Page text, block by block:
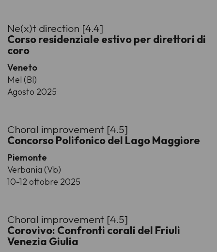
Ne(x)t direction [4.4]
Corso residenziale estivo per direttori di
coro
Veneto
Mel (Bl)
Agosto 2025
Choral improvement [4.5]
Concorso Polifonico del Lago Maggiore
Piemonte
Verbania (Vb)
10-12 ottobre 2025
Choral improvement [4.5]
Corovivo: Confronti corali del Friuli
Venezia Giulia